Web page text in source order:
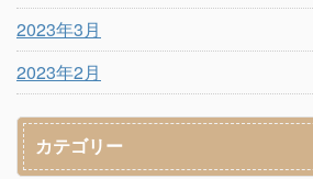
2023年3月
2023年2月
カテゴリー